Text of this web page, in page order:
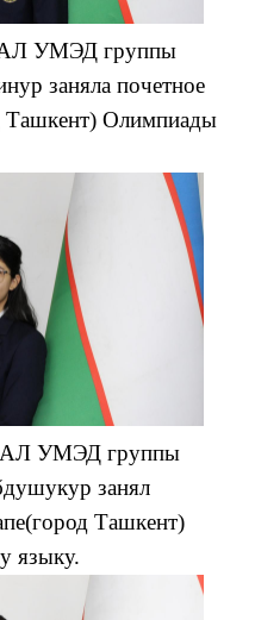
УМЭД группы
заняла почетное
Ташкент) Олимпиады
УМЭД группы
занял
Ташкент)
языку.